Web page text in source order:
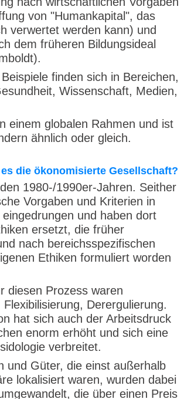
von "Humankapital", das
verwertet werden kann) und
dem früheren Bildungsideal
finden sich in Bereichen,
Wissenschaft, Medien,
einem globalen Rahmen und ist
ähnlich oder gleich.
die ökonomisierte Gesellschaft?
1980-/1990er-Jahren. Seither
Vorgaben und Kriterien in
und haben dort
ersetzt, die früher
nach bereichsspezifischen
Ethiken formuliert worden
diesen Prozess waren
Derergulierung.
hat sich auch der Arbeitsdruck
enorm erhöht und sich eine
verbreitet.
und Güter, die einst außerhalb
lokalisiert waren, wurden dabei
die über einen Preis